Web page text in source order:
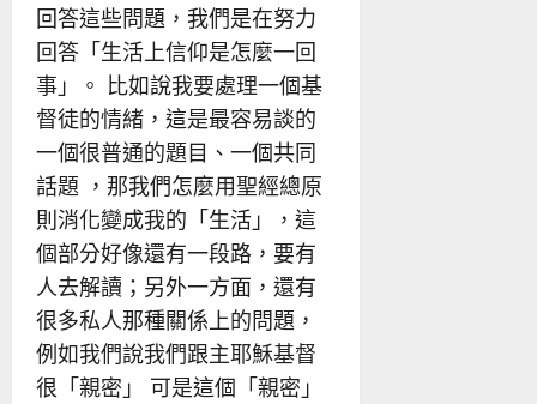
回答這些問題，我們是在努力
回答「生活上信仰是怎麼一回
事」。 比如說我要處理一個基
督徒的情緒，這是最容易談的
一個很普通的題目、一個共同
話題 ，那我們怎麼用聖經總原
則消化變成我的「生活」，這
個部分好像還有一段路，要有
人去解讀；另外一方面，還有
很多私人那種關係上的問題，
例如我們說我們跟主耶穌基督
很「親密」 可是這個「親密」